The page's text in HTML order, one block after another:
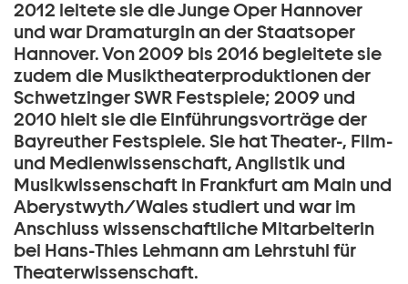
2012 leitete sie die Junge Oper Hannover
und war Dramaturgin an der Staatsoper
Hannover. Von 2009 bis 2016 begleitete sie
zudem die Musiktheaterproduktionen der
Schwetzinger SWR Festspiele; 2009 und
2010 hielt sie die Einführungsvorträge der
Bayreuther Festspiele. Sie hat Theater-, Film-
und Medienwissenschaft, Anglistik und
Musikwissenschaft in Frankfurt am Main und
Aberystwyth/Wales studiert und war im
Anschluss wissenschaftliche Mitarbeiterin
bei Hans-Thies Lehmann am Lehrstuhl für
Theaterwissenschaft.